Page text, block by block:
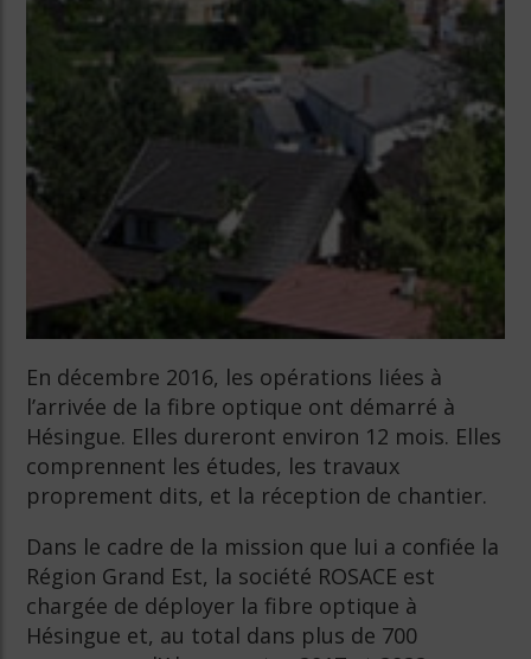
En décembre 2016, les opérations liées à
l’arrivée de la fibre optique ont démarré à
Hésingue. Elles dureront environ 12 mois. Elles
comprennent les études, les travaux
proprement dits, et la réception de chantier.
Dans le cadre de la mission que lui a confiée la
Région Grand Est, la société ROSACE est
chargée de déployer la fibre optique à
Hésingue et, au total dans plus de 700